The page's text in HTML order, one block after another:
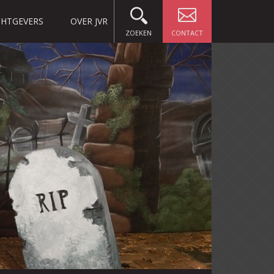
OVER JVR
CONTACT
ZOEKEN